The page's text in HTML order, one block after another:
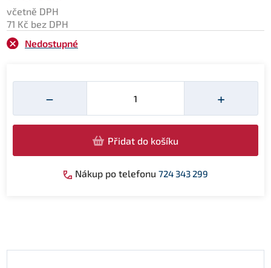
včetně DPH
71 Kč bez DPH
Nedostupné
−
Množství
+
Přidat do košíku
Nákup po telefonu 724 343 299